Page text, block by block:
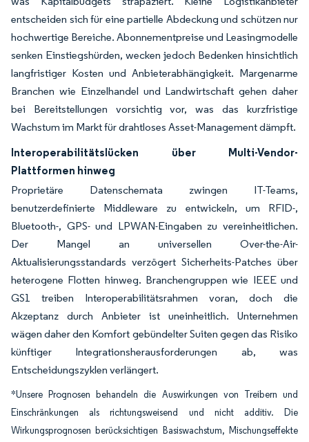
entscheiden sich für eine partielle Abdeckung und schützen nur
hochwertige Bereiche. Abonnementpreise und Leasingmodelle
senken Einstiegshürden, wecken jedoch Bedenken hinsichtlich
langfristiger Kosten und Anbieterabhängigkeit. Margenarme
Branchen wie Einzelhandel und Landwirtschaft gehen daher
bei Bereitstellungen vorsichtig vor, was das kurzfristige
Wachstum im Markt für drahtloses Asset-Management dämpft.
Interoperabilitätslücken über Multi-Vendor-
Plattformen hinweg
Proprietäre Datenschemata zwingen IT-Teams,
benutzerdefinierte Middleware zu entwickeln, um RFID-,
Bluetooth-, GPS- und LPWAN-Eingaben zu vereinheitlichen.
Der Mangel an universellen Over-the-Air-
Aktualisierungsstandards verzögert Sicherheits-Patches über
heterogene Flotten hinweg. Branchengruppen wie IEEE und
GS1 treiben Interoperabilitätsrahmen voran, doch die
Akzeptanz durch Anbieter ist uneinheitlich. Unternehmen
wägen daher den Komfort gebündelter Suiten gegen das Risiko
künftiger Integrationsherausforderungen ab, was
Entscheidungszyklen verlängert.
*Unsere Prognosen behandeln die Auswirkungen von Treibern und
Einschränkungen als richtungsweisend und nicht additiv. Die
Wirkungsprognosen berücksichtigen Basiswachstum, Mischungseffekte